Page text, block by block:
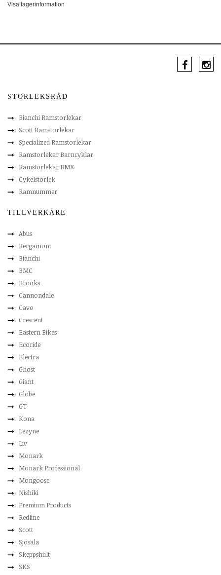
Visa lagerinformation
STORLEKSRÅD
Bianchi Ramstorlekar
Scott Ramstorlekar
Specialized Ramstorlekar
Ramstorlekar Barncyklar
Ramstorlekar BMX
Cykelstorlek
Ramnummer
TILLVERKARE
Abus
Bergamont
Bianchi
BMC
Brooks
Cannondale
Cavo
Crescent
Eastern Bikes
Ecoride
Electra
Ghost
Giant
Globe
GT
Kona
Lezyne
Liv
Monark
Monark Professional
Mongoose
Nishiki
Premium Products
Redline
Scott
Sjösala
Skeppshult
SKS